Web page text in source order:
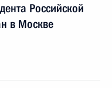
Российской
в Москве